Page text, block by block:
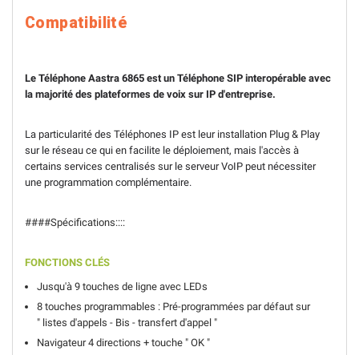
Compatibilité
Le Téléphone Aastra 6865 est un Téléphone SIP interopérable avec
la majorité des plateformes de voix sur IP d'entreprise.
La particularité des Téléphones IP est leur installation Plug & Play
sur le réseau ce qui en facilite le déploiement, mais l'accès à
certains services centralisés sur le serveur VoIP peut nécessiter
une programmation complémentaire.
####Spécifications::::
FONCTIONS CLÉS
Jusqu'à 9 touches de ligne avec LEDs
8 touches programmables : Pré-programmées par défaut sur
" listes d'appels - Bis - transfert d'appel "
Navigateur 4 directions + touche " OK "